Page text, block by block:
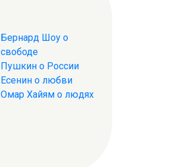
Бернард Шоу о
свободе
Пушкин о России
Есенин о любви
Омар Хайям о людях